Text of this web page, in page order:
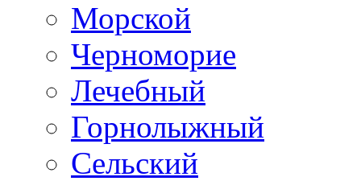
Морской
Черноморие
Лечебный
Горнолыжный
Сельский